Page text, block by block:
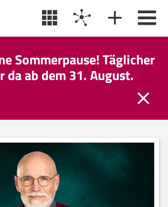
Sommerpause! Täglicher
da ab dem 31. August.